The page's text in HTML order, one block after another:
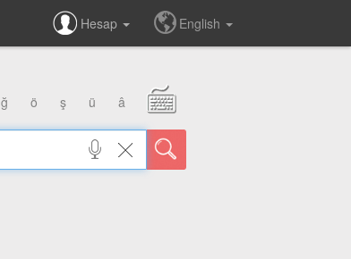
Hesap English
ğ ö ş ü â